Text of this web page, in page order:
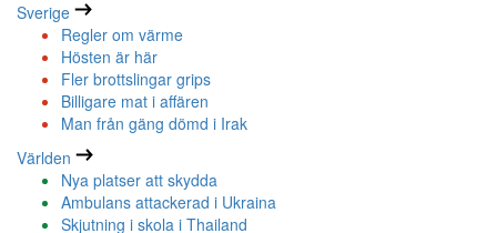
Sverige
Regler om värme
Hösten är här
Fler brottslingar grips
Billigare mat i affären
Man från gäng dömd i Irak
Världen
Nya platser att skydda
Ambulans attackerad i Ukraina
Skjutning i skola i Thailand